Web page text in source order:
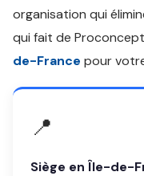
organisation qui
qui fait de
de-France pour
📍
Siège en Île-de-